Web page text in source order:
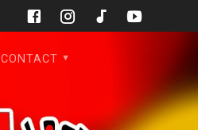
CONTACT